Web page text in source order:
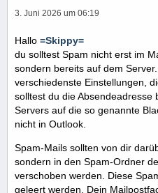
3. Juni 2026 um 06:19
Hallo =Skippy=
du solltest Spam nicht erst im
sondern bereits auf dem
verschiedenste Einstellungen,
solltest du die Absendeadresse
Servers auf die so genannte
nicht in Outlook.
Spam-Mails sollten von dir
sondern in den Spam-Ordner
verschoben werden. Diese
geleert werden. Dein